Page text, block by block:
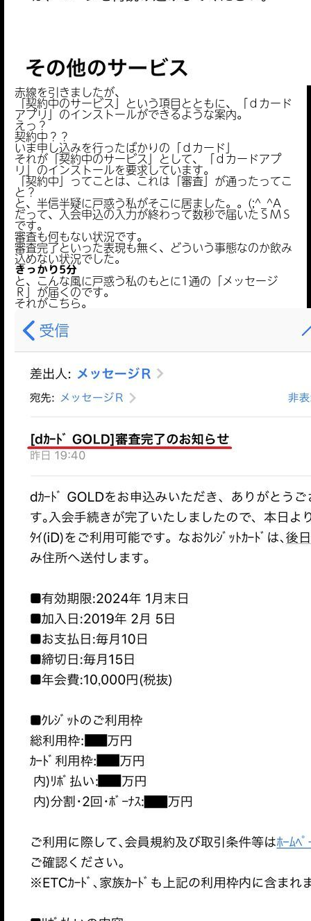
赤線を引きましたが、
「契約中のサービス」という項目とともに、「ｄカード
アプリ」のインストールができるような案内。
えっ？
契約中？？
いま申し込みを行ったばかりの「ｄカード」
それが「契約中のサービス」として、「ｄカードアプ
リ」のインストールを要求しています。
「契約中」ってことは、これは「審査」が通ったってこ
と？
と、半信半疑に戸惑う私がそこに居ました。。(;^_^A
だって、入会申込の入力が終わって数秒で届いたＳＭＳ
です。
審査も何もない状況です。
審査完了といった表現も無く、どういう事態なのか飲み
込めない状況でした。
きっかり5分
と、こんな風に戸惑う私のもとに1通の「メッセージ
Ｒ」が届くのです。
それがこちら。